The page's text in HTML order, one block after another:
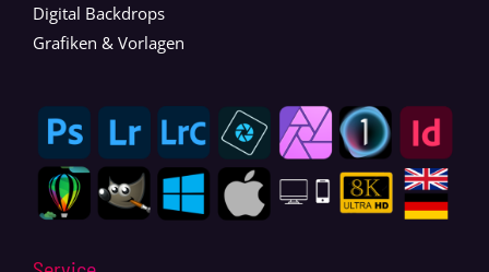
Digital Backdrops
Grafiken & Vorlagen